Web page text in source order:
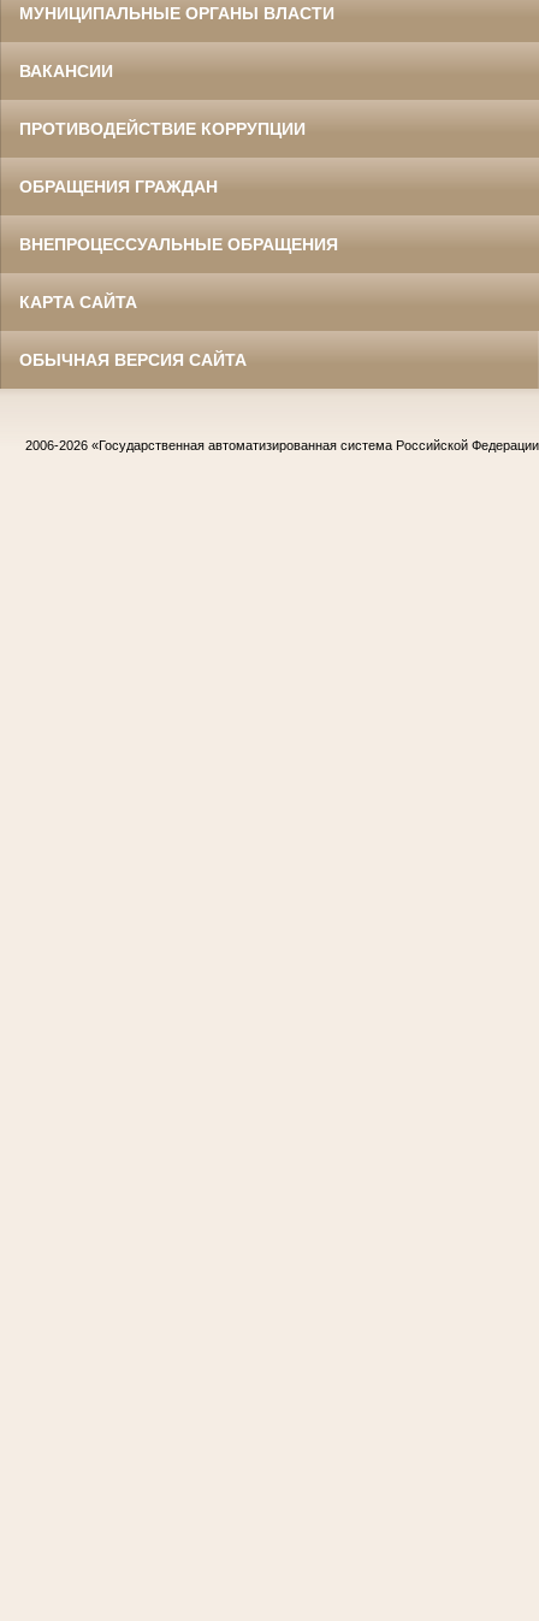
МУНИЦИПАЛЬНЫЕ ОРГАНЫ ВЛАСТИ
ВАКАНСИИ
ПРОТИВОДЕЙСТВИЕ КОРРУПЦИИ
ОБРАЩЕНИЯ ГРАЖДАН
ВНЕПРОЦЕССУАЛЬНЫЕ ОБРАЩЕНИЯ
КАРТА САЙТА
ОБЫЧНАЯ ВЕРСИЯ САЙТА
2006-2026 «Государственная автоматизированная система Российской